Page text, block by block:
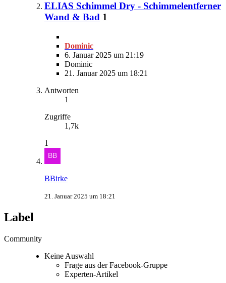
ELIAS Schimmel Dry - Schimmelentferner
Wand & Bad 1
Dominic
6. Januar 2025 um 21:19
Dominic
21. Januar 2025 um 18:21
Antworten
1
Zugriffe
1,7k
1
BBirke
21. Januar 2025 um 18:21
Label
Community
Keine Auswahl
Frage aus der Facebook-Gruppe
Experten-Artikel